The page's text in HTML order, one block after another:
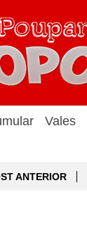
Vales
ANTERIOR